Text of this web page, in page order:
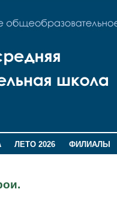
ЛЕТО 2026
ФИЛИАЛЫ